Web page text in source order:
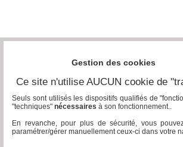
Gestion des cookies
Ce site n'utilise AUCUN cookie de
Seuls sont utilisés les dispositifs qualifiés de
"techniques" nécessaires à son fonctionnement..
En revanche, pour plus de sécurité, vous
paramétrer/gérer manuellement ceux-ci dans votre